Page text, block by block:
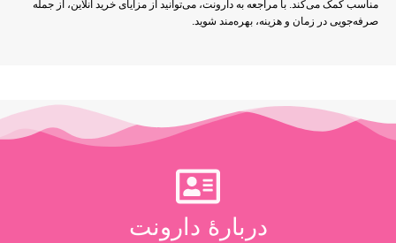
مناسب کمک می‌کند. با مراجعه به دارونت، می‌توانید از مزایای خرید آنلاین، از جمله
صرفه‌جویی در زمان و هزینه، بهره‌مند شوید.
دربارۀ دارونت